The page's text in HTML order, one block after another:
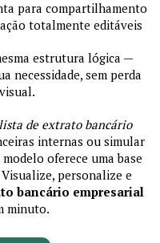
para compartilhamento
totalmente editáveis
estrutura lógica —
necessidade, sem perda
de extrato bancário
internas ou simular
oferece uma base
personalize e
bancário empresarial
minuto.